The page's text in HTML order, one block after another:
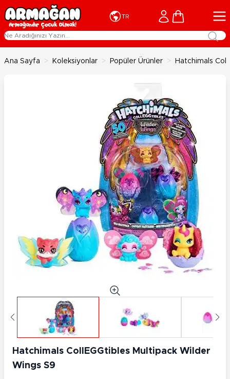
İçeriğe geç
TR Cart
Ana Sayfa > Koleksiyonlar > Popüler Ürünler > Hatchimals
Hatchimals CollEGGtibles Multipack Wilder
Wings S9